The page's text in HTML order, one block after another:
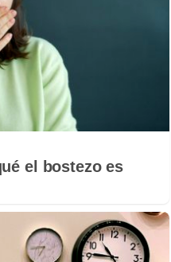
el bostezo es